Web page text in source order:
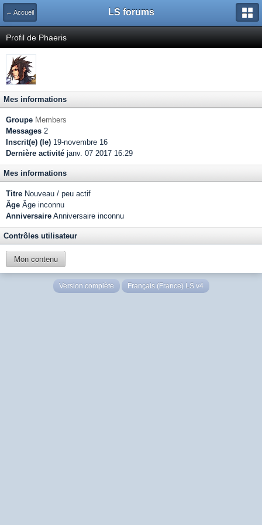
← Accueil LS forums
Profil de Phaeris
Mes informations
Groupe Members
Messages 2
Inscrit(e) (le) 19-novembre 16
Dernière activité janv. 07 2017 16:29
Mes informations
Titre Nouveau / peu actif
Âge Âge inconnu
Anniversaire Anniversaire inconnu
Contrôles utilisateur
Mon contenu
Version complète Français (France) LS v4